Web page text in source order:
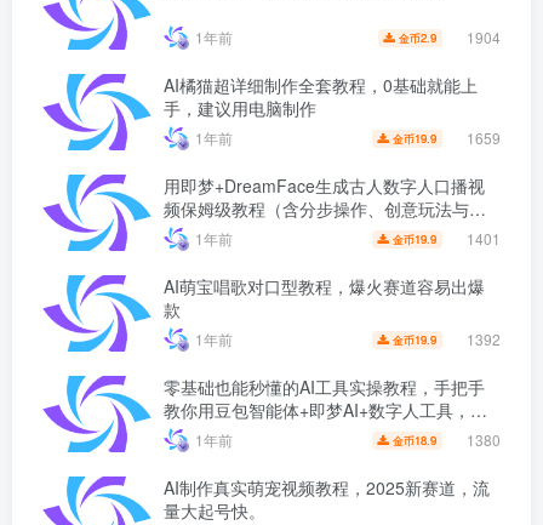
1年前 金币2.9 1904
AI橘猫超详细制作全套教程，0基础就能上
手，建议用电脑制作
1年前 金币19.9 1659
用即梦+DreamFace生成古人数字人口播视
频保姆级教程（含分步操作、创意玩法与避
坑指南）
1年前 金币19.9 1401
AI萌宝唱歌对口型教程，爆火赛道容易出爆
款
1年前 金币19.9 1392
零基础也能秒懂的AI工具实操教程，手把手
教你用豆包智能体+即梦AI+数字人工具，制
作超自然的“母子对话”视频！
1年前 金币18.9 1380
AI制作真实萌宠视频教程，2025新赛道，流
量大起号快。